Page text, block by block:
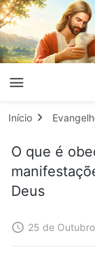
Início
O que é
Deus
25 de